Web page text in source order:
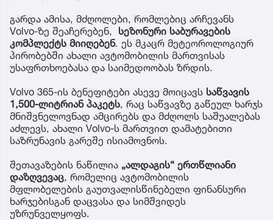
გარდა ამისა, მძღოლები, რომლებიც არჩევანს
Volvo-ზე შეაჩერებენ, სეზონური საბურავების
კომპლექტს მიიღებენ. ეს მკაცრ მეტეოროლოგიურ
პირობებში ახალი ავტომობილის მართვისას
უსაფრთხოებასა და საიმედოობას ზრდის.
Volvo 365-ის ბენეფიტები ასევე მოიცავს საწვავის
1,500-ლიტრიან პაკეტს, რაც საწვავზე გაწეულ ხარჯს
მნიშვნელოვნად ამცირებს და მძღოლს საშუალებას
აძლევს, ახალი Volvo-ს მართვით დამატებითი
საზრუნავის გარეშე ისიამოვნოს.
შეთავაზების ნაწილია „ალდაგის“ ერთწლიანი
დაზღვევაც, რომელიც ავტომობილის
მფლობელების გაუთვალისწინებელი ფინანსური
ხარჯებისგან დაცვასა და სიმშვიდეს
უზრუნველყოფს.